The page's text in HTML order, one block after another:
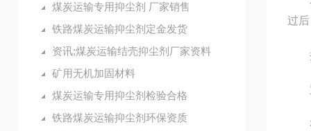
煤炭运输专用抑尘剂 厂家销售
铁路煤炭运输抑尘剂定金发货
资讯;煤炭运输结壳抑尘剂厂家资料
矿用无机加固材料
煤炭运输专用抑尘剂检验合格
铁路煤炭运输抑尘剂环保资质
过
抑
重
有